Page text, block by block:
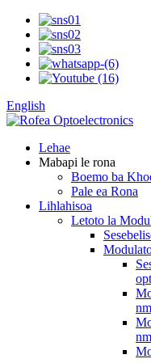
English
Lehae
Mabapi le rona
Boemo ba
Pale ea Rona
Lihlahisoa
Letoto la
nm
nm